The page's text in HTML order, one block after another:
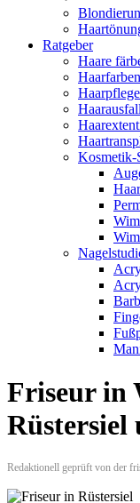
Ratgeber
Haare
Haarfarben
Haarpflege
Haarausfall
Kosmetik-
Friseur in
Rüstersiel
Redaktionell geprüft von der